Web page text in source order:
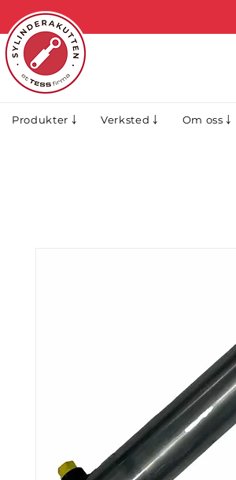
Produkter ￬ Verksted ￬ Om oss ￬